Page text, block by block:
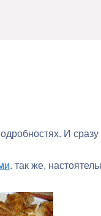
И
. так же,